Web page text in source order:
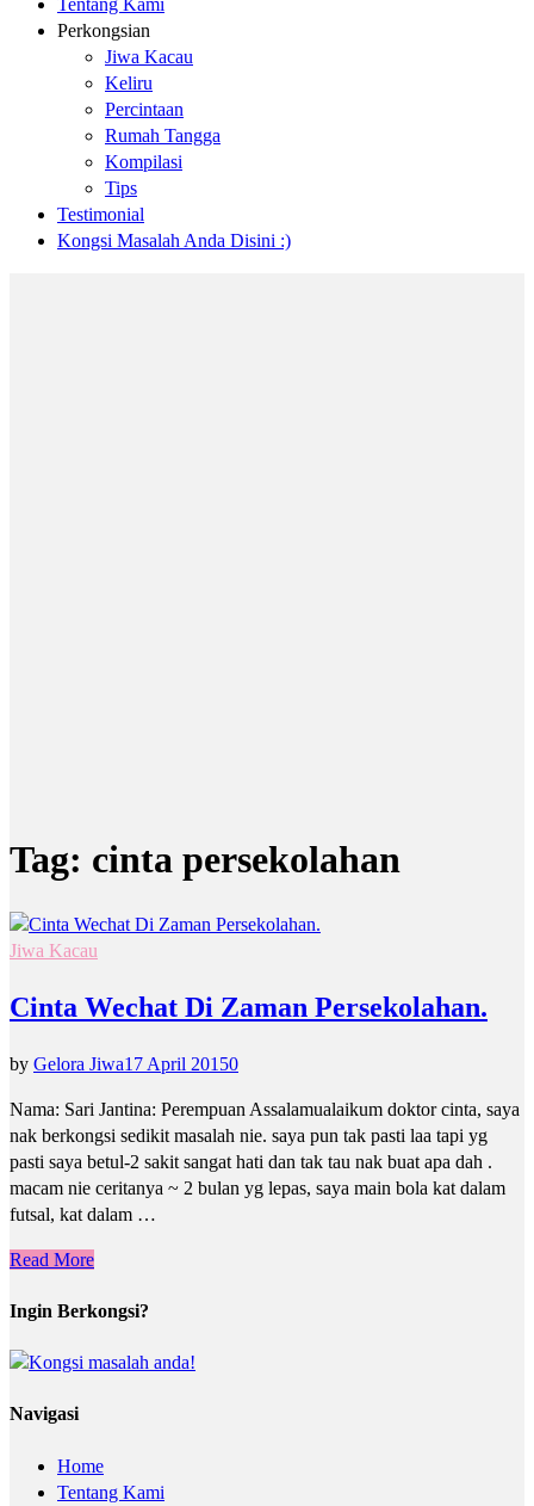
Tentang Kami
Perkongsian
Jiwa Kacau
Keliru
Percintaan
Rumah Tangga
Kompilasi
Tips
Testimonial
Kongsi Masalah Anda Disini :)
Tag: cinta persekolahan
Jiwa Kacau
Cinta Wechat Di Zaman Persekolahan.
by Gelora Jiwa17 April 20150
Nama: Sari Jantina: Perempuan Assalamualaikum doktor cinta, saya
nak berkongsi sedikit masalah nie. saya pun tak pasti laa tapi yg
pasti saya betul-2 sakit sangat hati dan tak tau nak buat apa dah .
macam nie ceritanya ~ 2 bulan yg lepas, saya main bola kat dalam
futsal, kat dalam …
Read More
Ingin Berkongsi?
Navigasi
Home
Tentang Kami